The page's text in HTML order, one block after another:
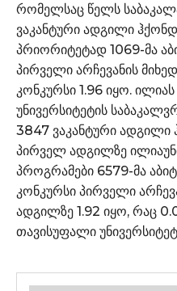
რომელსაც წელს
ვაკანტური ადგილი
პრიორიტეტად 1069-მა
პირველი არჩევანის
კონკურსი 1.96 იყო.
უნივერსიტეტის
3847 ვაკანტური ადგილი
პირველ ადგილზე
პროგრამები 6579-მა
კონკურსი პირველი
ადგილზე 1.92 იყო, რაც
თავისუფალი